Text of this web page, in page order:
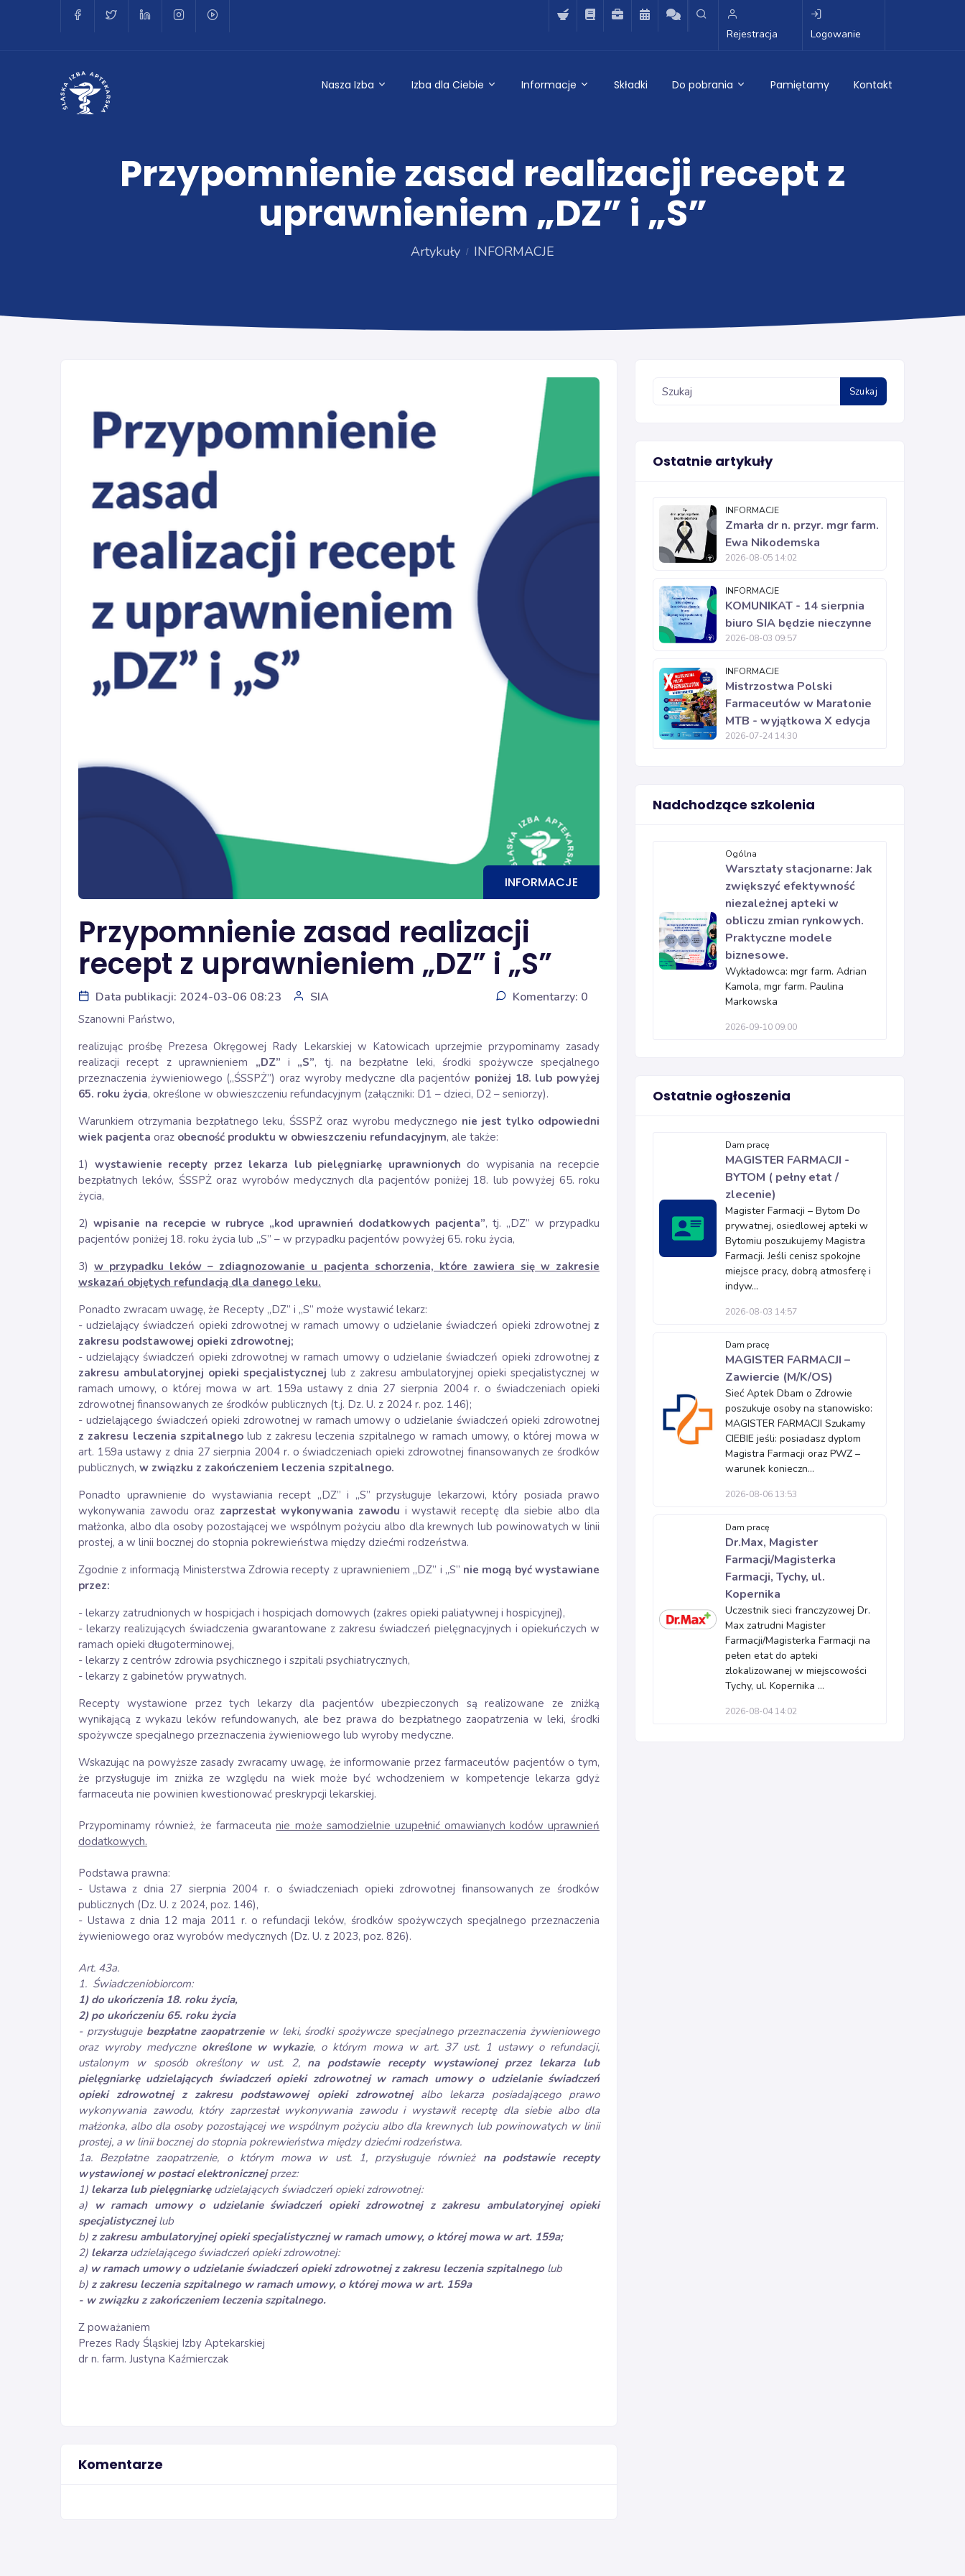
Rejestracja Logowanie
Nasza Izba Izba dla Ciebie Informacje Składki Do pobrania Pamiętamy Kontakt
Przypomnienie zasad realizacji recept z
uprawnieniem „DZ” i „S”
Artykuły INFORMACJE
INFORMACJE
Przypomnienie zasad realizacji
recept z uprawnieniem „DZ” i „S”
Data publikacji: 2024-03-06 08:23 SIA Komentarzy: 0
Szanowni Państwo,
realizując prośbę Prezesa Okręgowej Rady Lekarskiej w Katowicach uprzejmie przypominamy zasady
realizacji recept z uprawnieniem „DZ” i „S”, tj. na bezpłatne leki, środki spożywcze specjalnego
przeznaczenia żywieniowego („ŚSSPŻ”) oraz wyroby medyczne dla pacjentów poniżej 18. lub powyżej
65. roku życia, określone w obwieszczeniu refundacyjnym (załączniki: D1 – dzieci, D2 – seniorzy).
Warunkiem otrzymania bezpłatnego leku, ŚSSPŻ oraz wyrobu medycznego nie jest tylko odpowiedni
wiek pacjenta oraz obecność produktu w obwieszczeniu refundacyjnym, ale także:
1) wystawienie recepty przez lekarza lub pielęgniarkę uprawnionych do wypisania na recepcie
bezpłatnych leków, ŚSSPŻ oraz wyrobów medycznych dla pacjentów poniżej 18. lub powyżej 65. roku
życia,
2) wpisanie na recepcie w rubryce „kod uprawnień dodatkowych pacjenta”, tj. „DZ” w przypadku
pacjentów poniżej 18. roku życia lub „S” – w przypadku pacjentów powyżej 65. roku życia,
3)w przypadku leków – zdiagnozowanie u pacjenta schorzenia, które zawiera się w zakresie
wskazań objętych refundacją dla danego leku.
Ponadto zwracam uwagę, że Recepty „DZ” i „S” może wystawić lekarz:
- udzielający świadczeń opieki zdrowotnej w ramach umowy o udzielanie świadczeń opieki zdrowotnej z
zakresu podstawowej opieki zdrowotnej;
- udzielający świadczeń opieki zdrowotnej w ramach umowy o udzielanie świadczeń opieki zdrowotnej z
zakresu ambulatoryjnej opieki specjalistycznej lub z zakresu ambulatoryjnej opieki specjalistycznej w
ramach umowy, o której mowa w art. 159a ustawy z dnia 27 sierpnia 2004 r. o świadczeniach opieki
zdrowotnej finansowanych ze środków publicznych (t.j. Dz. U. z 2024 r. poz. 146);
- udzielającego świadczeń opieki zdrowotnej w ramach umowy o udzielanie świadczeń opieki zdrowotnej
z zakresu leczenia szpitalnego lub z zakresu leczenia szpitalnego w ramach umowy, o której mowa w
art. 159a ustawy z dnia 27 sierpnia 2004 r. o świadczeniach opieki zdrowotnej finansowanych ze środków
publicznych, w związku z zakończeniem leczenia szpitalnego.
Ponadto uprawnienie do wystawiania recept „DZ” i „S” przysługuje lekarzowi, który posiada prawo
wykonywania zawodu orazzaprzestał wykonywania zawodu i wystawił receptę dla siebie albo dla
małżonka, albo dla osoby pozostającej we wspólnym pożyciu albo dla krewnych lub powinowatych w linii
prostej, a w linii bocznej do stopnia pokrewieństwa między dziećmi rodzeństwa.
Zgodnie z informacją Ministerstwa Zdrowia recepty z uprawnieniem „DZ” i „S” nie mogą być wystawiane
przez:
- lekarzy zatrudnionych w hospicjach i hospicjach domowych (zakres opieki paliatywnej i hospicyjnej),
- lekarzy realizujących świadczenia gwarantowane z zakresu świadczeń pielęgnacyjnych i opiekuńczych w
ramach opieki długoterminowej,
- lekarzy z centrów zdrowia psychicznego i szpitali psychiatrycznych,
- lekarzy z gabinetów prywatnych.
Recepty wystawione przez tych lekarzy dla pacjentów ubezpieczonych są realizowane ze zniżką
wynikającą z wykazu leków refundowanych, ale bez prawa do bezpłatnego zaopatrzenia w leki, środki
spożywcze specjalnego przeznaczenia żywieniowego lub wyroby medyczne.
Wskazując na powyższe zasady zwracamy uwagę, że informowanie przez farmaceutów pacjentów o tym,
że przysługuje im zniżka ze względu na wiek może być wchodzeniem w kompetencje lekarza gdyż
farmaceuta nie powinien kwestionować preskrypcji lekarskiej.
Przypominamy również, że farmaceutanie może samodzielnie uzupełnić omawianych kodów uprawnień
dodatkowych.
Podstawa prawna:
- Ustawa z dnia 27 sierpnia 2004 r. o świadczeniach opieki zdrowotnej finansowanych ze środków
publicznych (Dz. U. z 2024, poz. 146),
- Ustawa z dnia 12 maja 2011 r. o refundacji leków, środków spożywczych specjalnego przeznaczenia
żywieniowego oraz wyrobów medycznych (Dz. U. z 2023, poz. 826).
Art. 43a.
1. Świadczeniobiorcom:
1) do ukończenia 18. roku życia,
2) po ukończeniu 65. roku życia
- przysługujebezpłatne zaopatrzeniew leki, środki spożywcze specjalnego przeznaczenia żywieniowego
oraz wyroby medyczne określone w wykazie, o którym mowa w art. 37 ust. 1 ustawy o refundacji,
ustalonym w sposób określony w ust. 2, na podstawie recepty wystawionej przez lekarza lub
pielęgniarkę udzielających świadczeń opieki zdrowotnej w ramach umowy o udzielanie świadczeń
opieki zdrowotnej z zakresu podstawowej opieki zdrowotnej albo lekarza posiadającego prawo
wykonywania zawodu, który zaprzestał wykonywania zawodu i wystawił receptę dla siebie albo dla
małżonka, albo dla osoby pozostającej we wspólnym pożyciu albo dla krewnych lub powinowatych w linii
prostej, a w linii bocznej do stopnia pokrewieństwa między dziećmi rodzeństwa.
1a. Bezpłatne zaopatrzenie, o którym mowa w ust. 1, przysługuje również na podstawie recepty
wystawionej w postaci elektronicznejprzez:
1) lekarza lub pielęgniarkę udzielających świadczeń opieki zdrowotnej:
a) w ramach umowy o udzielanie świadczeń opieki zdrowotnej z zakresu ambulatoryjnej opieki
specjalistycznejlub
b) z zakresu ambulatoryjnej opieki specjalistycznej w ramach umowy, o której mowa w art. 159a;
2) lekarza udzielającego świadczeń opieki zdrowotnej:
a) w ramach umowy o udzielanie świadczeń opieki zdrowotnej z zakresu leczenia szpitalnego lub
b) z zakresu leczenia szpitalnego w ramach umowy, o której mowa w art. 159a
- w związku z zakończeniem leczenia szpitalnego.
Z poważaniem
Prezes Rady Śląskiej Izby Aptekarskiej
dr n. farm. Justyna Kaźmierczak
Komentarze
Szukaj
Ostatnie artykuły
INFORMACJE
Zmarła dr n. przyr. mgr farm.
Ewa Nikodemska
2026-08-05 14:02
INFORMACJE
KOMUNIKAT - 14 sierpnia
biuro SIA będzie nieczynne
2026-08-03 09:57
INFORMACJE
Mistrzostwa Polski
Farmaceutów w Maratonie
MTB - wyjątkowa X edycja
2026-07-24 14:30
Nadchodzące szkolenia
Ogólna
Warsztaty stacjonarne: Jak
zwiększyć efektywność
niezależnej apteki w
obliczu zmian rynkowych.
Praktyczne modele
biznesowe.
Wykładowca: mgr farm. Adrian
Kamola, mgr farm. Paulina
Markowska
2026-09-10 09:00
Ostatnie ogłoszenia
Dam pracę
MAGISTER FARMACJI -
BYTOM ( pełny etat /
zlecenie)
Magister Farmacji – Bytom Do
prywatnej, osiedlowej apteki w
Bytomiu poszukujemy Magistra
Farmacji. Jeśli cenisz spokojne
miejsce pracy, dobrą atmosferę i
indyw...
2026-08-03 14:57
Dam pracę
MAGISTER FARMACJI –
Zawiercie (M/K/OS)
Sieć Aptek Dbam o Zdrowie
poszukuje osoby na stanowisko:
MAGISTER FARMACJI Szukamy
CIEBIE jeśli: posiadasz dyplom
Magistra Farmacji oraz PWZ –
warunek konieczn...
2026-08-06 13:53
Dam pracę
Dr.Max, Magister
Farmacji/Magisterka
Farmacji, Tychy, ul.
Kopernika
Uczestnik sieci franczyzowej Dr.
Max zatrudni Magister
Farmacji/Magisterka Farmacji na
pełen etat do apteki
zlokalizowanej w miejscowości
Tychy, ul. Kopernika ...
2026-08-04 14:02